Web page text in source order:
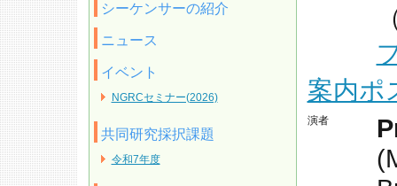
シーケンサーの紹介
ニュース
イベント
NGRCセミナー(2026)
共同研究採択課題
令和7年度
案内ポ
演者